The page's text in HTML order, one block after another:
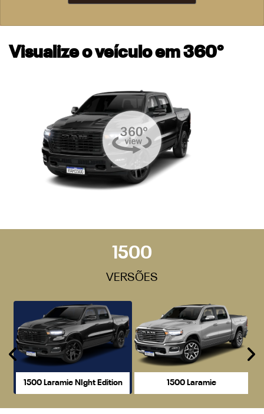
Visualize o veículo em 360°
1500
VERSÕES
1500 Laramie NIght Edition 1500 Laramie
Anterior